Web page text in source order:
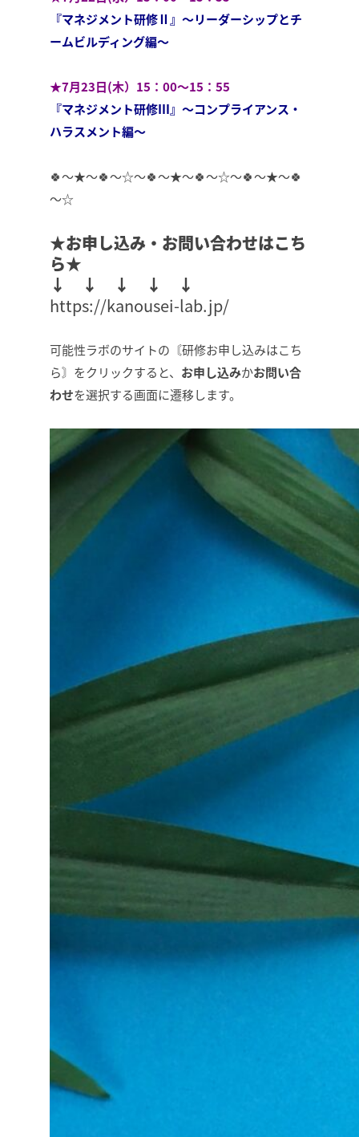
『マネジメント研修Ⅱ』～リーダーシップとチ
ームビルディング編～
★7月23日(木）15：00～15：55
『マネジメント研修Ⅲ』～コンプライアンス・
ハラスメント編～
🍀～★～🍀～☆～🍀～★～🍀～☆～🍀～★～🍀
～☆
★お申し込み・お問い合わせはこち
ら★
↓ ↓ ↓ ↓ ↓
https://kanousei-lab.jp/
可能性ラボのサイトの〘研修お申し込みはこち
ら〙をクリックすると、 お申し込みかお問い合
わせを選択する画面に遷移します。